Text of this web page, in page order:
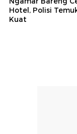
Hotel, Polisi
Kuat